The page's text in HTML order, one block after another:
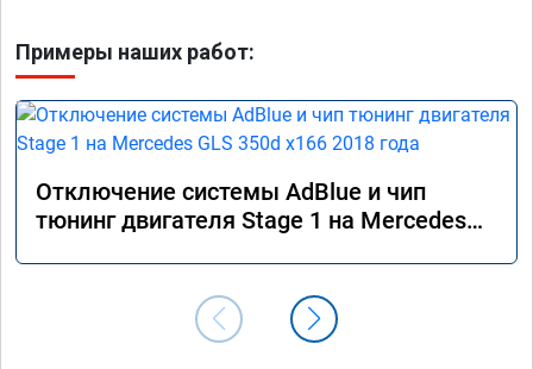
Примеры наших работ:
Отключение системы AdBlue и чип
тюнинг двигателя Stage 1 на Mercedes